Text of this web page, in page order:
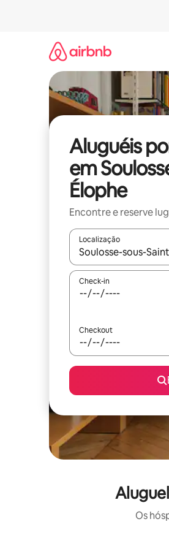
Aluguéis
em
Élophe
Encontre e reserve
Localização
Quando os resultados
Check-in
Checkout
Os